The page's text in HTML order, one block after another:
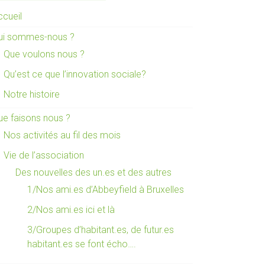
sommes-nous ?
Que voulons nous ?
Qu’est ce que l’innovation sociale?
Notre histoire
faisons nous ?
Nos activités au fil des mois
Vie de l’association
Des nouvelles des un.es et des autres
1/Nos ami.es d’Abbeyfield à Bruxelles
2/Nos ami.es ici et là
3/Groupes d’habitant.es, de futur.es
habitant.es se font écho….